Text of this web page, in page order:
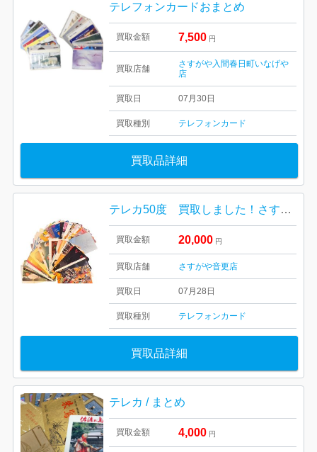
テレフォンカードおまとめ
買取金額 7,500 円
買取店舗
さすがや入間春日町いなげや
店
買取日 07月30日
買取種別 テレフォンカード
買取品詳細
テレカ50度 買取しました！さすがや音更店
買取金額 20,000 円
買取店舗 さすがや音更店
買取日 07月28日
買取種別 テレフォンカード
買取品詳細
テレカ / まとめ
買取金額 4,000 円